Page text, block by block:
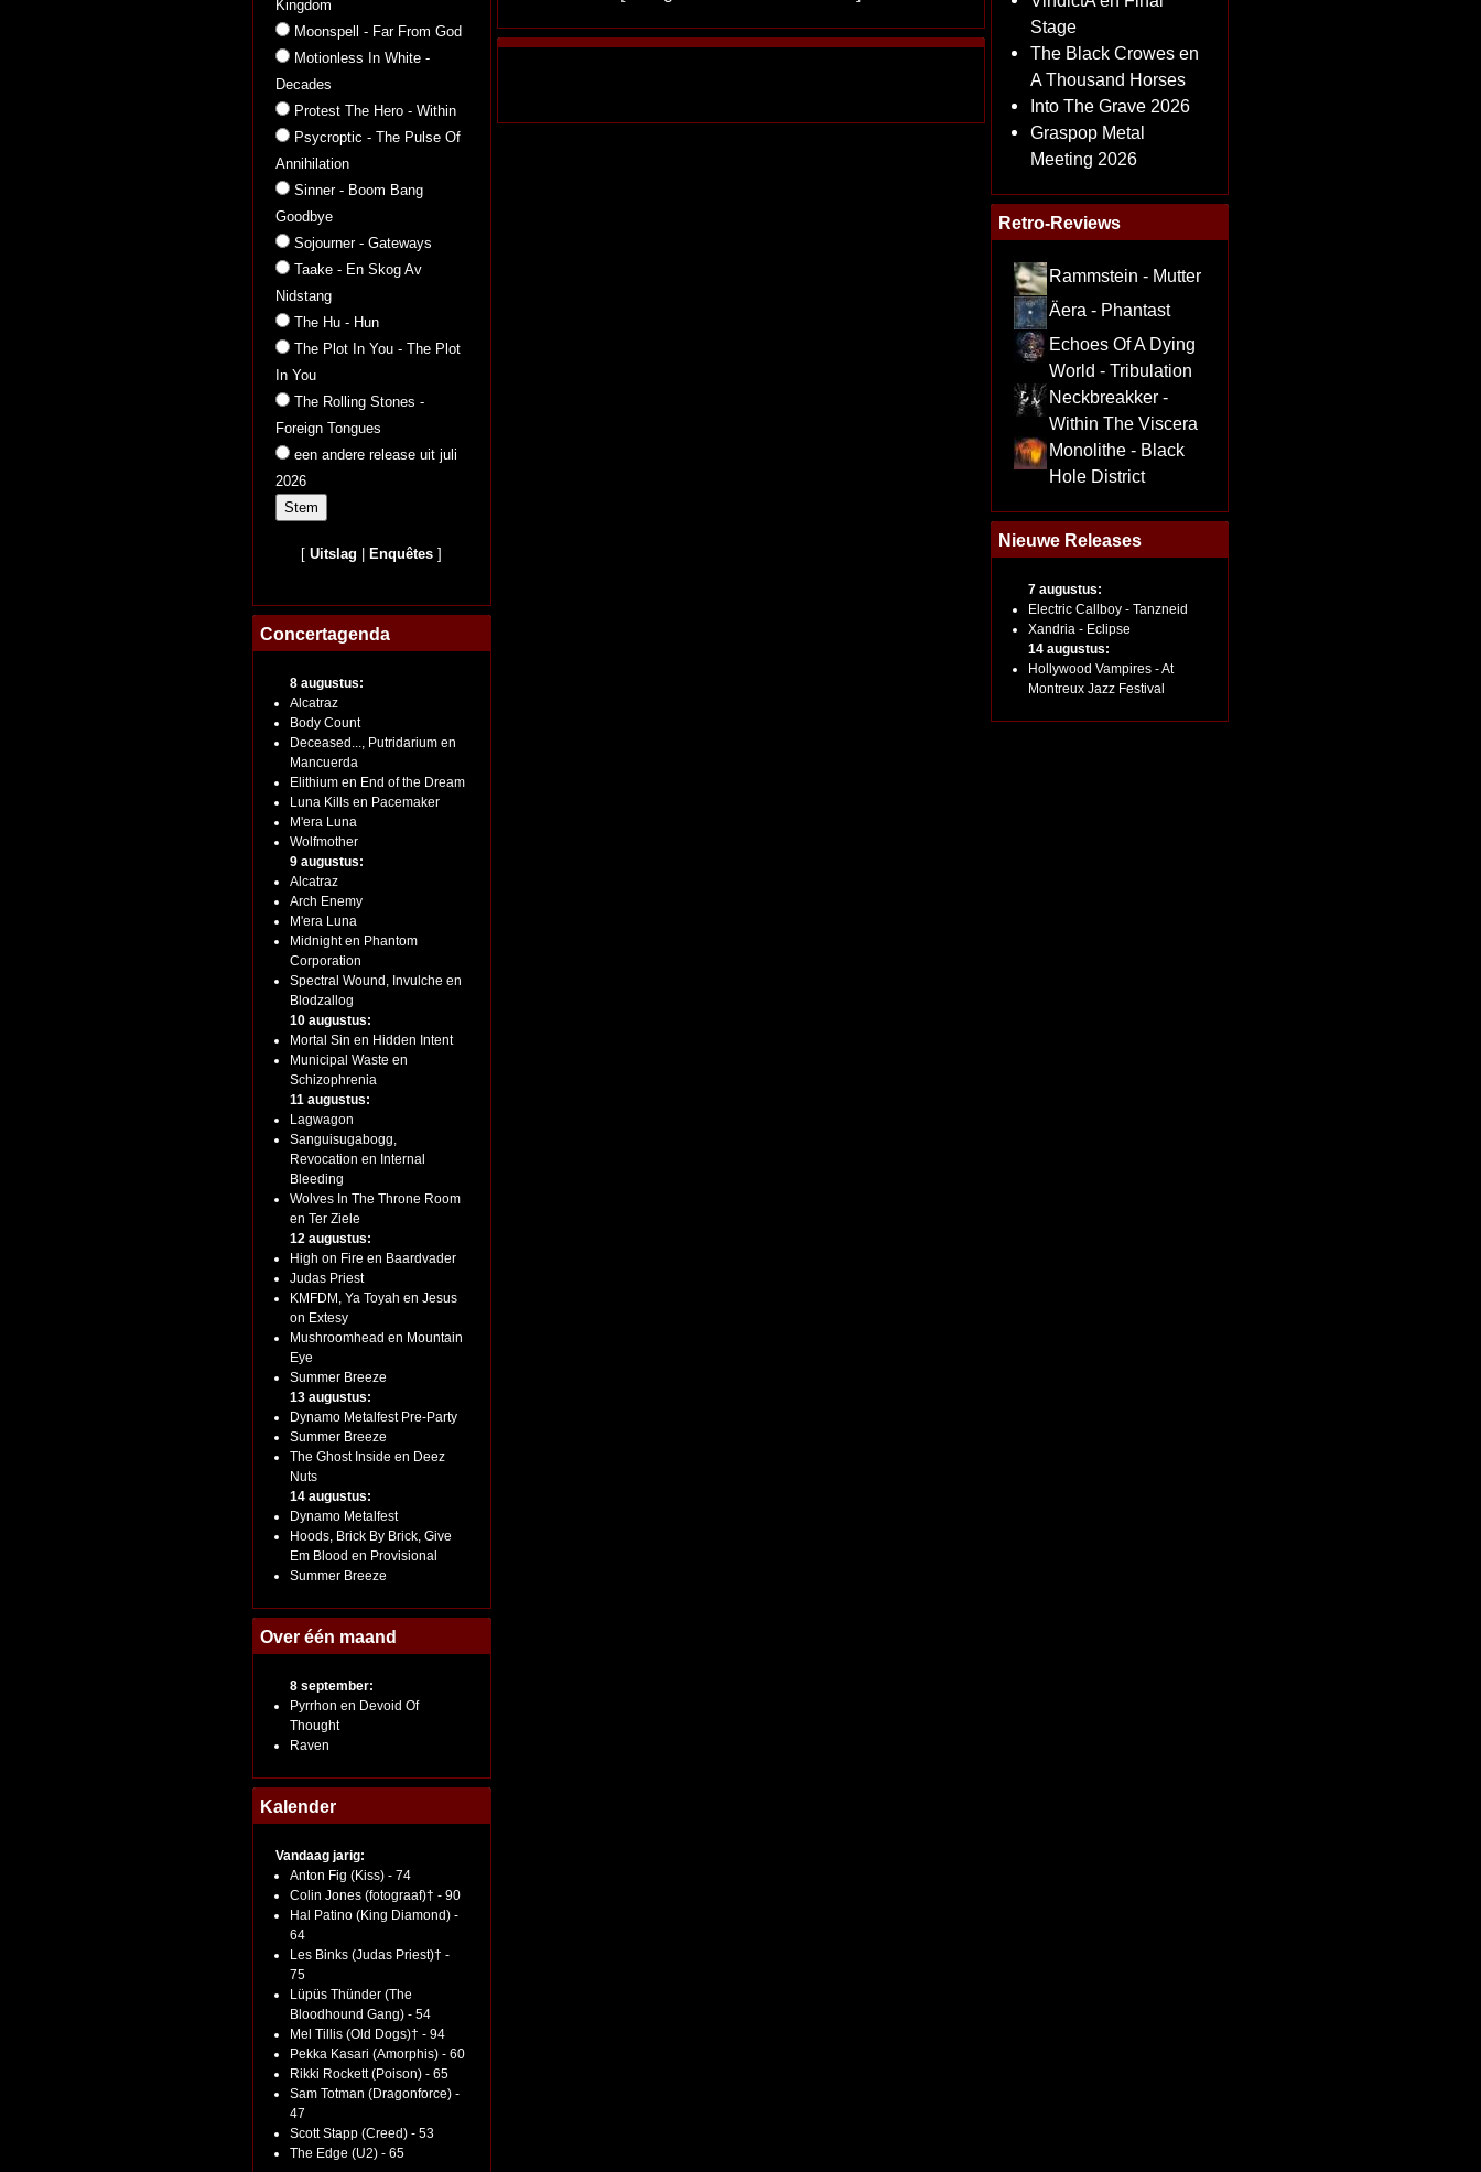
Kingdom
Moonspell - Far From God
Motionless In White -
Decades
Protest The Hero - Within
Psycroptic - The Pulse Of
Annihilation
Sinner - Boom Bang
Goodbye
Sojourner - Gateways
Taake - En Skog Av
Nidstang
The Hu - Hun
The Plot In You - The Plot
In You
The Rolling Stones -
Foreign Tongues
een andere release uit juli
2026
[Uitslag Enquêtes ]
Concertagenda
8 augustus:
Alcatraz
Body Count
Deceased..., Putridarium en
Mancuerda
Elithium en End of the Dream
Luna Kills en Pacemaker
M'era Luna
Wolfmother
9 augustus:
Alcatraz
Arch Enemy
M'era Luna
Midnight en Phantom
Corporation
Spectral Wound, Invulche en
Blodzallog
10 augustus:
Mortal Sin en Hidden Intent
Municipal Waste en
Schizophrenia
11 augustus:
Lagwagon
Sanguisugabogg,
Revocation en Internal
Bleeding
Wolves In The Throne Room
en Ter Ziele
12 augustus:
High on Fire en Baardvader
Judas Priest
KMFDM, Ya Toyah en Jesus
on Extesy
Mushroomhead en Mountain
Eye
Summer Breeze
13 augustus:
Dynamo Metalfest Pre-Party
Summer Breeze
The Ghost Inside en Deez
Nuts
14 augustus:
Dynamo Metalfest
Hoods, Brick By Brick, Give
Em Blood en Provisional
Summer Breeze
Over één maand
8 september:
Pyrrhon en Devoid Of
Thought
Raven
Kalender
Vandaag jarig:
Anton Fig (Kiss) - 74
Colin Jones (fotograaf)† - 90
Hal Patino (King Diamond) -
64
Les Binks (Judas Priest)† -
75
Lüpüs Thünder (The
Bloodhound Gang) - 54
Mel Tillis (Old Dogs)† - 94
Pekka Kasari (Amorphis) - 60
Rikki Rockett (Poison) - 65
Sam Totman (Dragonforce) -
47
Scott Stapp (Creed) - 53
The Edge (U2) - 65
Stage
The Black Crowes en
A Thousand Horses
Into The Grave 2026
Graspop Metal
Meeting 2026
Retro-Reviews
Rammstein - Mutter
Äera - Phantast
Echoes Of A Dying
World - Tribulation
Neckbreakker -
Within The Viscera
Monolithe - Black
Hole District
Nieuwe Releases
7 augustus:
Electric Callboy - Tanzneid
Xandria - Eclipse
14 augustus:
Hollywood Vampires - At
Montreux Jazz Festival